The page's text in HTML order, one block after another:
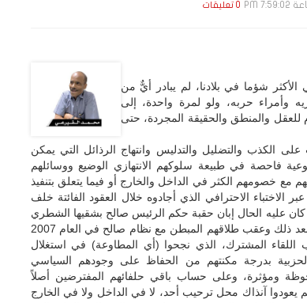
0 تعليقات
شؤما في بلادنا، لم يبادر أيٌّ من
وأمراء حربه، ولو لمرة واحدة، إلى
للعقل والمنطق والحقيقة المجردة، حتى
الكذب والتضليل والتدليس وانتهاج الرذائل التي يمكن
فاحصة في طبيعة سلوكهم الانتهازي الوضيع ووسائلهم
مع خصومهم الكثر في الداخل والخارج أو فيما يتعلق بتنفيذ
الاختباء الاحترافي الذي أجادوه خلال العقود الفائتة خلف
عليه الحال إبان حقبة حكم الرئيس صالح بشقيها الشطري
والوحدوي، قبل أن ينتهي بهم المطاف بعد ذلك وعقب طلاقهم المبطن مع نظام صالح في العام 2007
اللقاء المشترك، الذي نجحوا (أي المطاوعة) في استغلال
بدرجة مكنتهم من الحفاظ على وجودهم السياسي
ومؤثرة، وعلى حساب باقي حلفائهم المفترضين أصلاً
يعودوا آنذاك محل ترحيب أحد، لا في الداخل ولا في الخارج